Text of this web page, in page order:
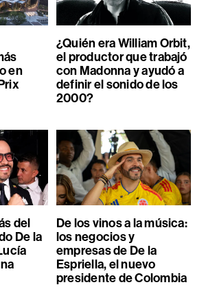
en
¿Quién era William Orbit,
el productor que trabajó
con Madonna y ayudó a
definir el sonido de los
2000?
del
De la
De los vinos a la música:
los negocios y
empresas de De la
Espriella, el nuevo
presidente de Colombia